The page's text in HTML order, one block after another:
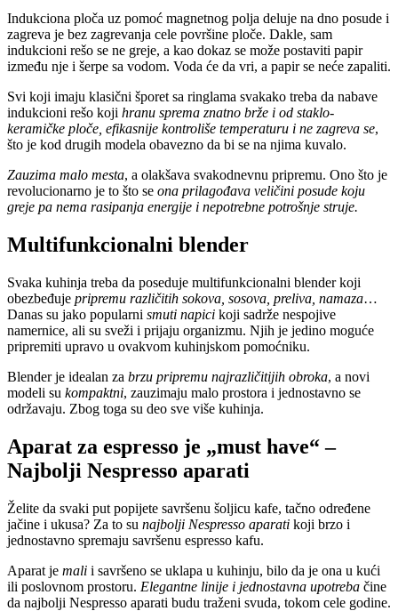
Indukciona ploča uz pomoć magnetnog polja deluje na dno posude i
zagreva je bez zagrevanja cele površine ploče. Dakle, sam
indukcioni rešo se ne greje, a kao dokaz se može postaviti papir
između nje i šerpe sa vodom. Voda će da vri, a papir se neće zapaliti.
Svi koji imaju klasični šporet sa ringlama svakako treba da nabave
indukcioni rešo koji hranu sprema znatno brže i od staklo-
keramičke ploče, efikasnije kontroliše temperaturu i ne zagreva se,
što je kod drugih modela obavezno da bi se na njima kuvalo.
Zauzima malo mesta, a olakšava svakodnevnu pripremu. Ono što je
revolucionarno je to što se ona prilagođava veličini posude koju
greje pa nema rasipanja energije i nepotrebne potrošnje struje.
Multifunkcionalni blender
Svaka kuhinja treba da poseduje multifunkcionalni blender koji
obezbeđuje pripremu različitih sokova, sosova, preliva, namaza…
Danas su jako popularni smuti napici koji sadrže nespojive
namernice, ali su sveži i prijaju organizmu. Njih je jedino moguće
pripremiti upravo u ovakvom kuhinjskom pomoćniku.
Blender je idealan za brzu pripremu najrazličitijih obroka, a novi
modeli su kompaktni, zauzimaju malo prostora i jednostavno se
održavaju. Zbog toga su deo sve više kuhinja.
Aparat za espresso je „must have“ –
Najbolji Nespresso aparati
Želite da svaki put popijete savršenu šoljicu kafe, tačno određene
jačine i ukusa? Za to su najbolji Nespresso aparati koji brzo i
jednostavno spremaju savršenu espresso kafu.
Aparat je mali i savršeno se uklapa u kuhinju, bilo da je ona u kući
ili poslovnom prostoru. Elegantne linije i jednostavna upotreba čine
da najbolji Nespresso aparati budu traženi svuda, tokom cele godine.